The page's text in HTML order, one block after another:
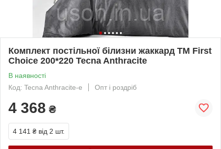
Комплект постільної білизни жаккард ТМ First
Choice 200*220 Tecna Anthracite
В наявності
Код: Tecna Anthracite-е
Опт і роздріб
4 368 ₴
4 141 ₴ від 2 шт.